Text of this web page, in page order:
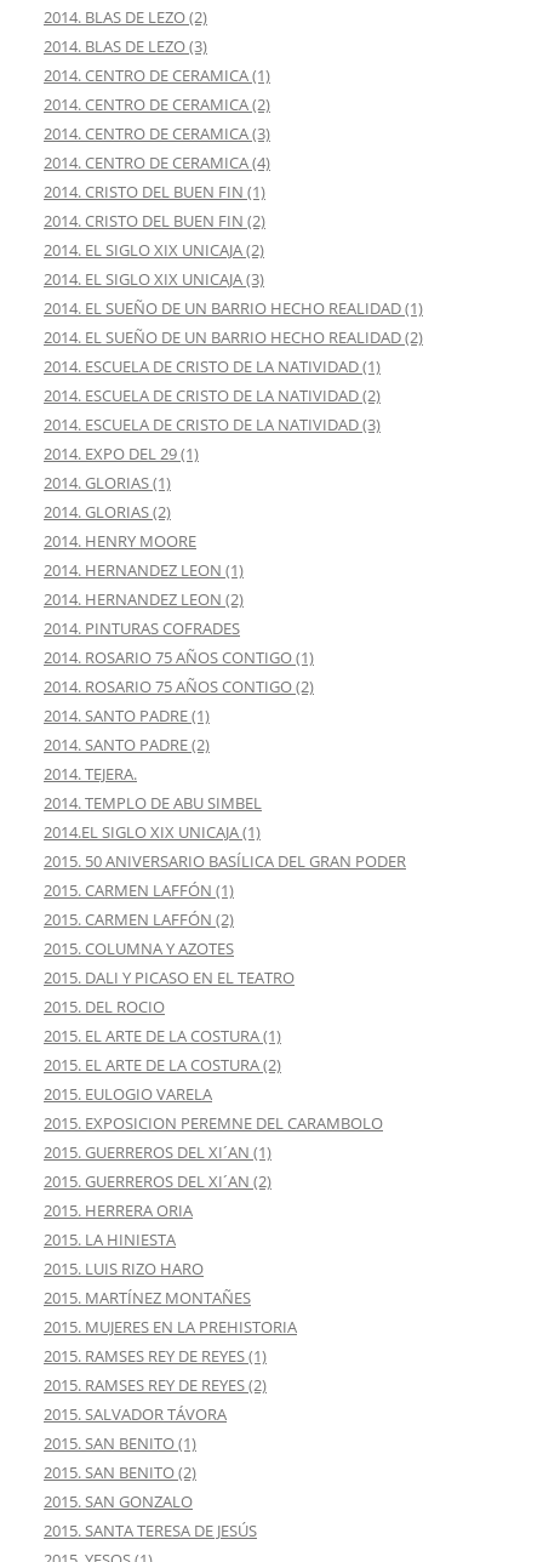
2014. BLAS DE LEZO (2)
2014. BLAS DE LEZO (3)
2014. CENTRO DE CERAMICA (1)
2014. CENTRO DE CERAMICA (2)
2014. CENTRO DE CERAMICA (3)
2014. CENTRO DE CERAMICA (4)
2014. CRISTO DEL BUEN FIN (1)
2014. CRISTO DEL BUEN FIN (2)
2014. EL SIGLO XIX UNICAJA (2)
2014. EL SIGLO XIX UNICAJA (3)
2014. EL SUEÑO DE UN BARRIO HECHO REALIDAD (1)
2014. EL SUEÑO DE UN BARRIO HECHO REALIDAD (2)
2014. ESCUELA DE CRISTO DE LA NATIVIDAD (1)
2014. ESCUELA DE CRISTO DE LA NATIVIDAD (2)
2014. ESCUELA DE CRISTO DE LA NATIVIDAD (3)
2014. EXPO DEL 29 (1)
2014. GLORIAS (1)
2014. GLORIAS (2)
2014. HENRY MOORE
2014. HERNANDEZ LEON (1)
2014. HERNANDEZ LEON (2)
2014. PINTURAS COFRADES
2014. ROSARIO 75 AÑOS CONTIGO (1)
2014. ROSARIO 75 AÑOS CONTIGO (2)
2014. SANTO PADRE (1)
2014. SANTO PADRE (2)
2014. TEJERA.
2014. TEMPLO DE ABU SIMBEL
2014.EL SIGLO XIX UNICAJA (1)
2015. 50 ANIVERSARIO BASÍLICA DEL GRAN PODER
2015. CARMEN LAFFÓN (1)
2015. CARMEN LAFFÓN (2)
2015. COLUMNA Y AZOTES
2015. DALI Y PICASO EN EL TEATRO
2015. DEL ROCIO
2015. EL ARTE DE LA COSTURA (1)
2015. EL ARTE DE LA COSTURA (2)
2015. EULOGIO VARELA
2015. EXPOSICION PEREMNE DEL CARAMBOLO
2015. GUERREROS DEL XI´AN (1)
2015. GUERREROS DEL XI´AN (2)
2015. HERRERA ORIA
2015. LA HINIESTA
2015. LUIS RIZO HARO
2015. MARTÍNEZ MONTAÑES
2015. MUJERES EN LA PREHISTORIA
2015. RAMSES REY DE REYES (1)
2015. RAMSES REY DE REYES (2)
2015. SALVADOR TÁVORA
2015. SAN BENITO (1)
2015. SAN BENITO (2)
2015. SAN GONZALO
2015. SANTA TERESA DE JESÚS